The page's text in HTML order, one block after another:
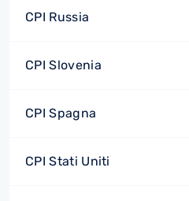
CPI Russia
CPI Slovenia
CPI Spagna
CPI Stati Uniti